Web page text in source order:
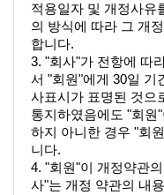
적용일자 및 개정사유
의 방식에 따라 그 개
합니다.
3. "회사"가 전항에 따
서 "회원"에게 30일 기
사표시가 표명된 것으
통지하였음에도 "회원
하지 아니한 경우 "회
니다.
4. "회원"이 개정약관
사"는 개정 약관의 내